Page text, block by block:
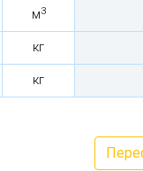
м3
кг
кг